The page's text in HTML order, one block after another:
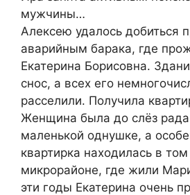
мужчины…
Алексею удалось добиться
аварийным барака, где
Екатерина Борисовна.
снос, а всех его
расселили. Получила
Женщина была до слёз рада
маленькой однушке, а
квартирка находилась в
микрорайоне, где жили
эти годы Екатерина очень